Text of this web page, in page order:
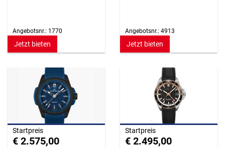
Angebotsnr.: 1770
Jetzt bieten
Angebotsnr.: 4913
Jetzt bieten
Startpreis
€ 2.575,00
Startpreis
€ 2.495,00